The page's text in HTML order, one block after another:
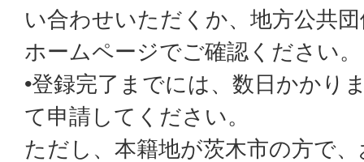
い合わせいただくか、地方公共
ホームページでご確認ください。
•登録完了までには、数日かかり
て申請してください。
ただし、本籍地が茨木市の方で